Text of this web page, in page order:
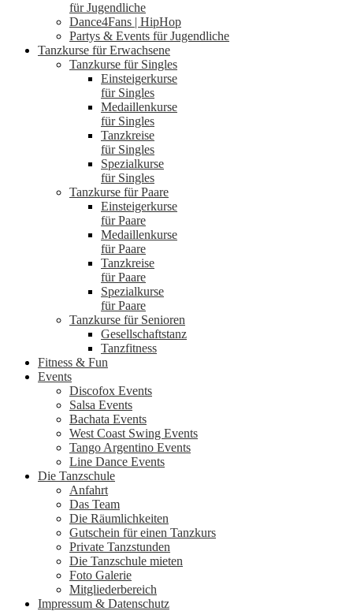
für Jugendliche
Dance4Fans | HipHop
Partys & Events für Jugendliche
Tanzkurse für Erwachsene
Tanzkurse für Singles
Einsteigerkurse
für Singles
Medaillenkurse
für Singles
Tanzkreise
für Singles
Spezialkurse
für Singles
Tanzkurse für Paare
Einsteigerkurse
für Paare
Medaillenkurse
für Paare
Tanzkreise
für Paare
Spezialkurse
für Paare
Tanzkurse für Senioren
Gesellschaftstanz
Tanzfitness
Fitness & Fun
Events
Discofox Events
Salsa Events
Bachata Events
West Coast Swing Events
Tango Argentino Events
Line Dance Events
Die Tanzschule
Anfahrt
Das Team
Die Räumlichkeiten
Gutschein für einen Tanzkurs
Private Tanzstunden
Die Tanzschule mieten
Foto Galerie
Mitgliederbereich
Impressum & Datenschutz